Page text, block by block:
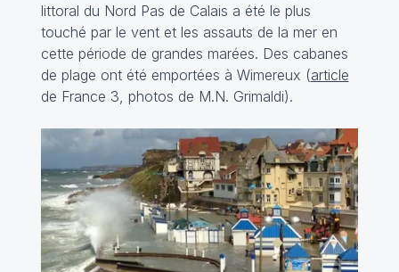
littoral du Nord Pas de Calais a été le plus
touché par le vent et les assauts de la mer en
cette période de grandes marées. Des cabanes
de plage ont été emportées à Wimereux (article
de France 3, photos de M.N. Grimaldi).